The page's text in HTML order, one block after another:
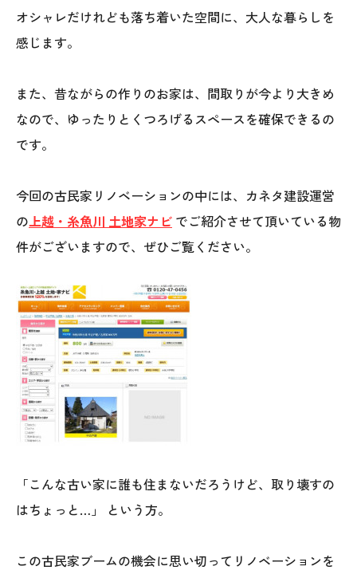
オシャレだけれども落ち着いた空間に、大人な暮らしを
感じます。
また、昔ながらの作りのお家は、間取りが今より大きめ
なので、ゆったりとくつろげるスペースを確保できるの
です。
今回の古民家リノベーションの中には、カネタ建設運営
の上越・糸魚川 土地家ナビ でご紹介させて頂いている物
件がございますので、ぜひご覧ください。
「こんな古い家に誰も住まないだろうけど、取り壊すの
はちょっと…」 という方。
この古民家ブームの機会に思い切ってリノベーションを